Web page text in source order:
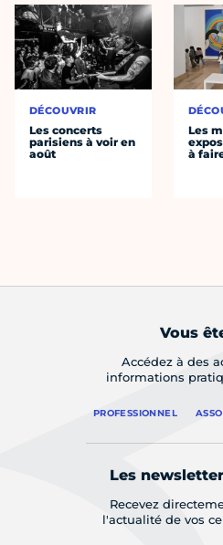
DÉCOUVRIR
Les concerts
parisiens à voir en
août
Les
à
Vous
Accédez à des
informations
PROFESSIONNEL
Les
Recevez
l'actualité de vos